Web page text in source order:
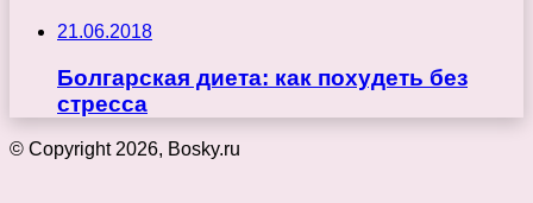
21.06.2018
Болгарская диета: как похудеть без
стресса
© Copyright 2026, Bosky.ru